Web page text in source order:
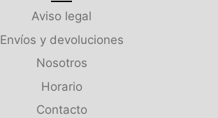
Aviso legal
Envíos y devoluciones
Nosotros
Horario
Contacto